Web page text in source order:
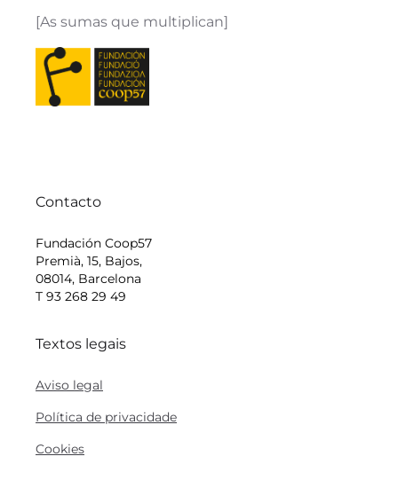
[As sumas que multiplican]
Contacto
Fundación Coop57
Premià, 15, Bajos,
08014, Barcelona
T 93 268 29 49
Textos legais
Aviso legal
Política de privacidade
Cookies